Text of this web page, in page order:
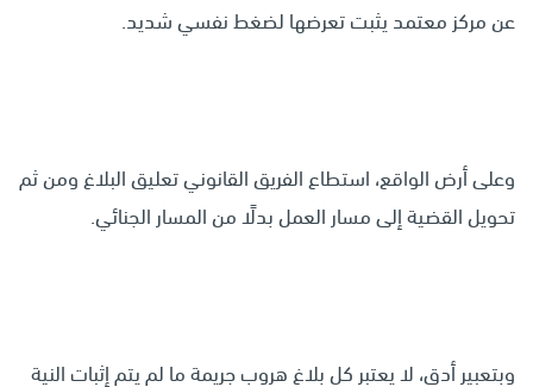
عن مركز معتمد يثبت تعرضها لضغط نفسي شديد.
وعلى أرض الواقع، استطاع الفريق القانوني تعليق البلاغ ومن ثم
تحويل القضية إلى مسار العمل بدلًا من المسار الجنائي.
وبتعبير أدق، لا يعتبر كل بلاغ هروب جريمة ما لم يتم إثبات النية